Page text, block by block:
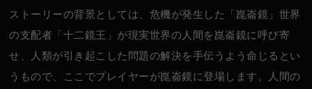
ストーリーの背景としては、危機が発生した「崑崙鏡」世界
の支配者「十二鏡王」が現実世界の人間を崑崙鏡に呼び寄
せ、人類が引き起こした問題の解決を手伝うよう命じるとい
うもので、ここでプレイヤーが崑崙鏡に登場します。人間の